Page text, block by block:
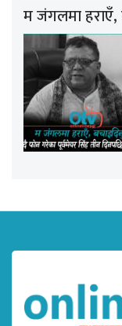
म जंगलमा हराएँ,